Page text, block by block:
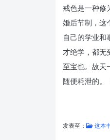
戒色是一种修
婚后节制，这
自己的学业和
才绝学，都无
至宝也。故天
随便耗泄的。
发表至： 这本